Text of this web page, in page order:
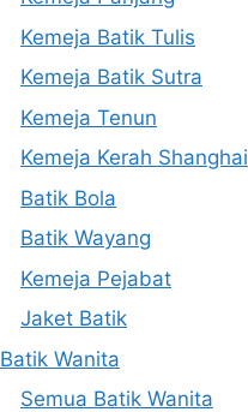
Kemeja Batik Tulis
Kemeja Batik Sutra
Kemeja Tenun
Kemeja Kerah Shanghai
Batik Bola
Batik Wayang
Kemeja Pejabat
Jaket Batik
Batik Wanita
Semua Batik Wanita